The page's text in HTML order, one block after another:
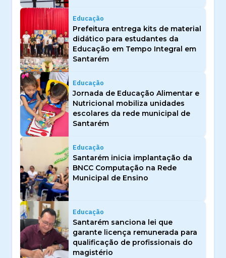
Educação
Prefeitura entrega kits de material
didático para estudantes da
Educação em Tempo Integral em
Santarém
Educação
Jornada de Educação Alimentar e
Nutricional mobiliza unidades
escolares da rede municipal de
Santarém
Educação
Santarém inicia implantação da
BNCC Computação na Rede
Municipal de Ensino
Educação
Santarém sanciona lei que
garante licença remunerada para
qualificação de profissionais do
magistério